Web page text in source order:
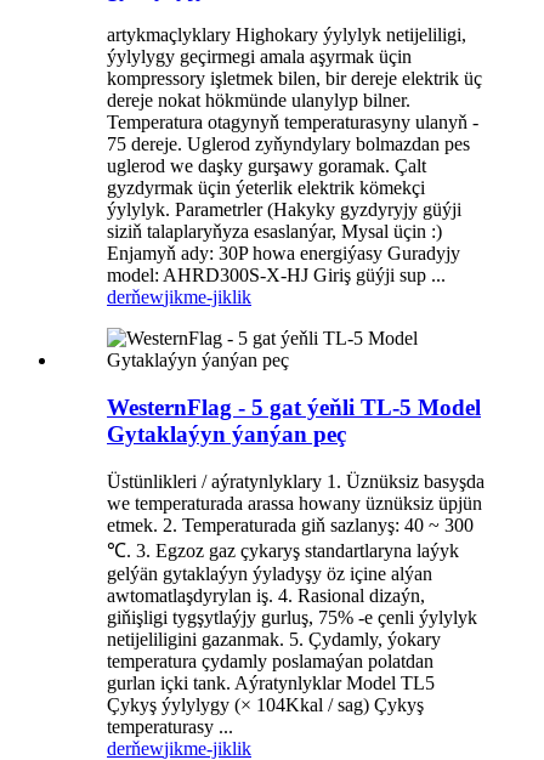
artykmaçlyklary Highokary ýylylyk netijeliligi,
ýylylygy geçirmegi amala aşyrmak üçin
kompressory işletmek bilen, bir dereje elektrik üç
dereje nokat hökmünde ulanylyp bilner.
Temperatura otagynyň temperaturasyny ulanyň -
75 dereje. Uglerod zyňyndylary bolmazdan pes
uglerod we daşky gurşawy goramak. Çalt
gyzdyrmak üçin ýeterlik elektrik kömekçi
ýylylyk. Parametrler (Hakyky gyzdyryjy güýji
siziň talaplaryňyza esaslanýar, Mysal üçin :)
Enjamyň ady: 30P howa energiýasy Guradyjy
model: AHRD300S-X-HJ Giriş güýji sup ...
derňewjikme-jiklik
WesternFlag - 5 gat ýeňli TL-5 Model
Gytaklaýyn ýanýan peç
Üstünlikleri / aýratynlyklary 1. Üznüksiz basyşda
we temperaturada arassa howany üznüksiz üpjün
etmek. 2. Temperaturada giň sazlanyş: 40 ~ 300
℃. 3. Egzoz gaz çykaryş standartlaryna laýyk
gelýän gytaklaýyn ýyladyşy öz içine alýan
awtomatlaşdyrylan iş. 4. Rasional dizaýn,
giňişligi tygşytlaýjy gurluş, 75% -e çenli ýylylyk
netijeliligini gazanmak. 5. Çydamly, ýokary
temperatura çydamly poslamaýan polatdan
gurlan içki tank. Aýratynlyklar Model TL5
Çykyş ýylylygy (× 104Kkal / sag) Çykyş
temperaturasy ...
derňewjikme-jiklik